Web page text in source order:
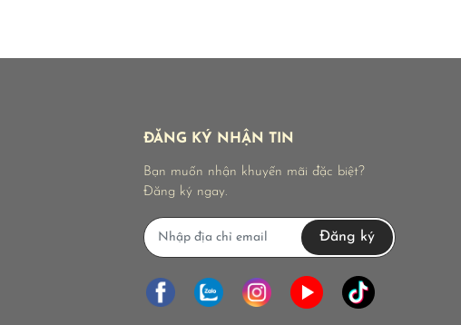
ĐĂNG KÝ NHẬN TIN
Bạn muốn nhận khuyến mãi đặc biệt?
Đăng ký ngay.
Đăng ký